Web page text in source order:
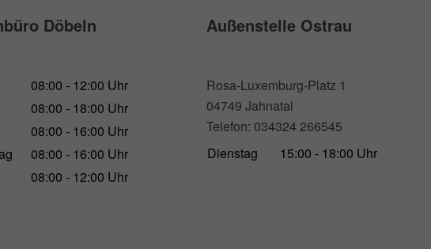
Döbeln
08:00 - 12:00 Uhr
08:00 - 18:00 Uhr
08:00 - 16:00 Uhr
08:00 - 16:00 Uhr
08:00 - 12:00 Uhr
Außenstelle Ostrau
Rosa-Luxemburg-Platz 1
04749 Jahnatal
Telefon: 034324 266545
Dienstag
15:00 - 18:00 Uhr